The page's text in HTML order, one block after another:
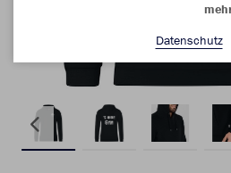
Datenschutz